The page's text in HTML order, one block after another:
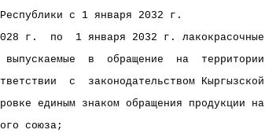
с 1 января 2032 г.
г.  по  1 января 2032 г. лакокрасочные
в  обращение  на  территории
с  законодательством Кыргызской
единым знаком обращения продукции на
союза;